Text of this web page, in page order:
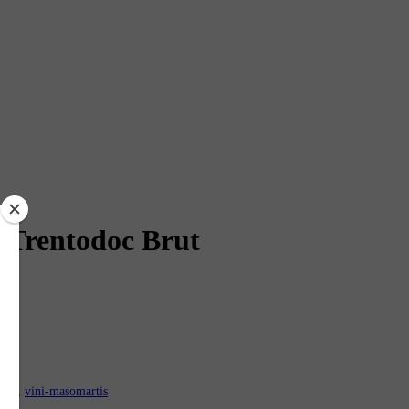
Brut
vini-masomartis